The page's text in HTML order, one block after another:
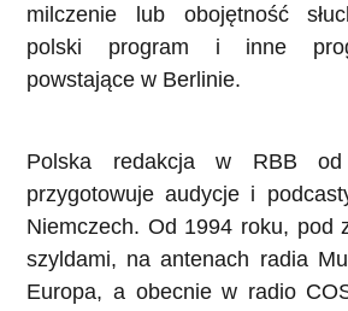
milczenie lub obojętność
polski program i inne
powstające w Berlinie.
Polska redakcja w RBB
przygotowuje audycje i
Niemczech. Od 1994 roku, pod
szyldami, na antenach radia
Europa, a obecnie w radio